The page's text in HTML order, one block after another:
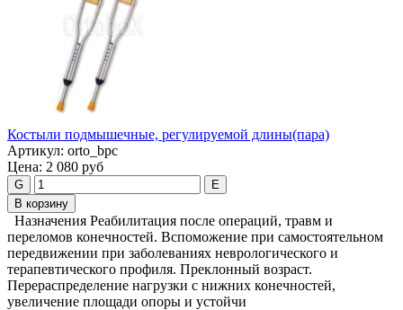
Костыли подмышечные, регулируемой длины(пара)
Артикул: orto_bpc
Цена: 2 080 руб
G
E
В корзину
Назначения Реабилитация после операций, травм и
переломов конечностей. Вспоможение при самостоятельном
передвижении при заболеваниях неврологического и
терапевтического профиля. Преклонный возраст.
Перераспределение нагрузки с нижних конечностей,
увеличение площади опоры и устойчи